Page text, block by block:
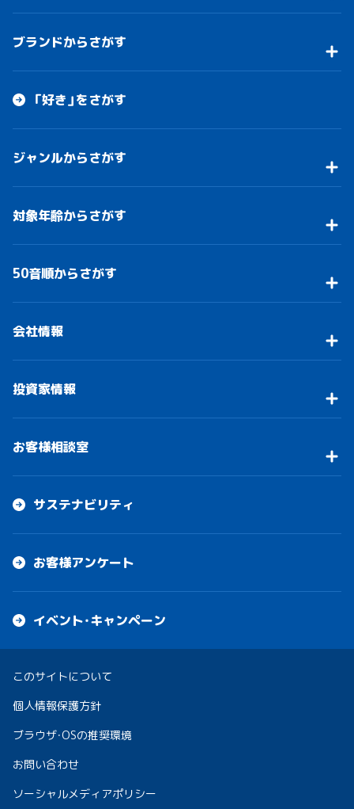
ブランドからさがす
「好き」をさがす
ジャンルからさがす
対象年齢からさがす
50音順からさがす
会社情報
投資家情報
お客様相談室
サステナビリティ
お客様アンケート
イベント・キャンペーン
このサイトについて
個人情報保護方針
ブラウザ・OSの推奨環境
お問い合わせ
ソーシャルメディアポリシー